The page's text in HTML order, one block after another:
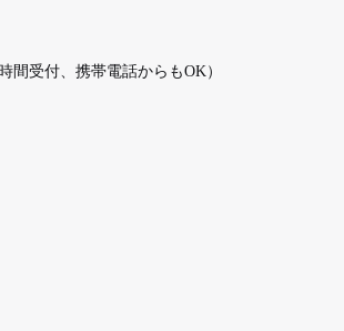
間受付、携帯電話からもOK）